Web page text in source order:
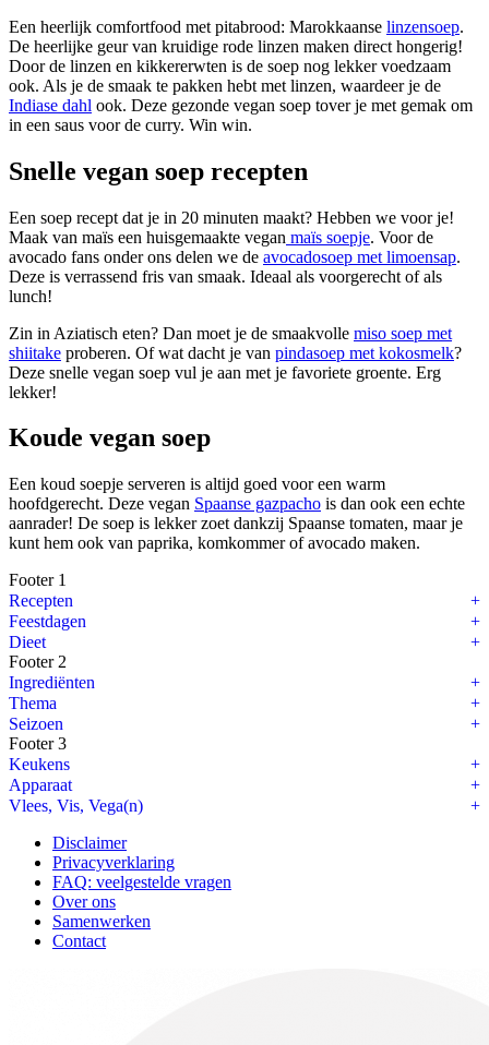
Een heerlijk comfortfood met pitabrood: Marokkaanse linzensoep.
De heerlijke geur van kruidige rode linzen maken direct hongerig!
Door de linzen en kikkererwten is de soep nog lekker voedzaam
ook. Als je de smaak te pakken hebt met linzen, waardeer je de
Indiase dahl ook. Deze gezonde vegan soep tover je met gemak om
in een saus voor de curry. Win win.
Snelle vegan soep recepten
Een soep recept dat je in 20 minuten maakt? Hebben we voor je!
Maak van maïs een huisgemaakte vegan maïs soepje. Voor de
avocado fans onder ons delen we de avocadosoep met limoensap.
Deze is verrassend fris van smaak. Ideaal als voorgerecht of als
lunch!
Zin in Aziatisch eten? Dan moet je de smaakvolle miso soep met
shiitake proberen. Of wat dacht je van pindasoep met kokosmelk?
Deze snelle vegan soep vul je aan met je favoriete groente. Erg
lekker!
Koude vegan soep
Een koud soepje serveren is altijd goed voor een warm
hoofdgerecht. Deze vegan Spaanse gazpacho is dan ook een echte
aanrader! De soep is lekker zoet dankzij Spaanse tomaten, maar je
kunt hem ook van paprika, komkommer of avocado maken.
Footer 1
Recepten
Feestdagen
Dieet
Footer 2
Ingrediënten
Thema
Seizoen
Footer 3
Keukens
Apparaat
Vlees, Vis, Vega(n)
Disclaimer
Privacyverklaring
FAQ: veelgestelde vragen
Over ons
Samenwerken
Contact